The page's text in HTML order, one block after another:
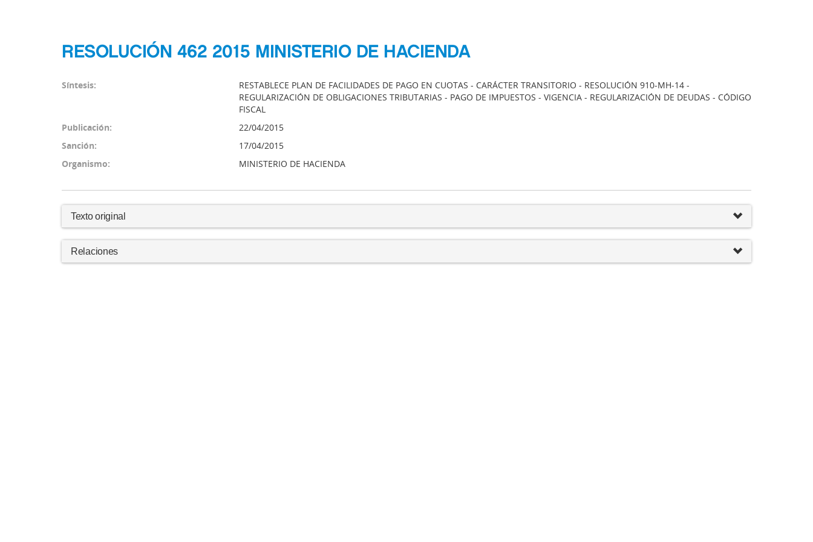
RESOLUCIÓN 462 2015 MINISTERIO DE HACIENDA
Síntesis:
RESTABLECE PLAN DE FACILIDADES DE PAGO EN CUOTAS - CARÁCTER TRANSITORIO - RESOLUCIÓN 910-MH-14 -
REGULARIZACIÓN DE OBLIGACIONES TRIBUTARIAS - PAGO DE IMPUESTOS - VIGENCIA - REGULARIZACIÓN DE DEUDAS - CÓDIGO
FISCAL
Publicación:
22/04/2015
Sanción:
17/04/2015
Organismo:
MINISTERIO DE HACIENDA
Texto original
Relaciones